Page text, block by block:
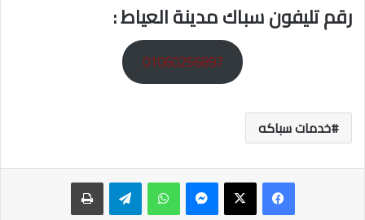
رقم تليفون سباك مدينة العياط:
01060256897
خدمات سباكه
ماسنجر واتساب تيلقرام طباعة